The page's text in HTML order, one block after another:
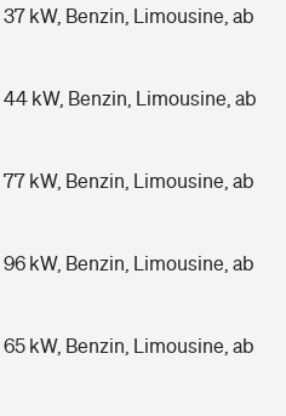
37 kW, Benzin, Limousine, ab
44 kW, Benzin, Limousine, ab
77 kW, Benzin, Limousine, ab
96 kW, Benzin, Limousine, ab
65 kW, Benzin, Limousine, ab